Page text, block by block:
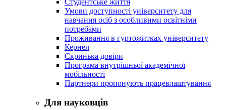
Умови доступності університету для
навчання осіб з особливими освітніми
потребами
Проживання в гуртожитках університету
Кернел
Скринька довіри
Програма внутрішньої академічної
мобільності
Партнери пропонують працевлаштування
Для науковців